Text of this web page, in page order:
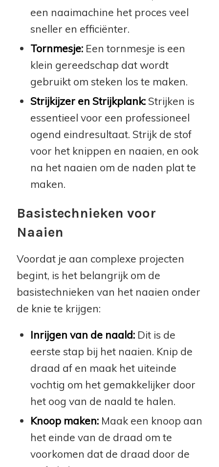
een naaimachine het proces veel
sneller en efficiënter.
Tornmesje:Een tornmesje is een
klein gereedschap dat wordt
gebruikt om steken los te maken.
Strijkijzer en Strijkplank:Strijken is
essentieel voor een professioneel
ogend eindresultaat. Strijk de stof
voor het knippen en naaien, en ook
na het naaien om de naden plat te
maken.
Basistechnieken voor
Naaien
Voordat je aan complexe projecten
begint, is het belangrijk om de
basistechnieken van het naaien onder
de knie te krijgen:
Inrijgen van de naald:Dit is de
eerste stap bij het naaien. Knip de
draad af en maak het uiteinde
vochtig om het gemakkelijker door
het oog van de naald te halen.
Knoop maken:Maak een knoop aan
het einde van de draad om te
voorkomen dat de draad door de